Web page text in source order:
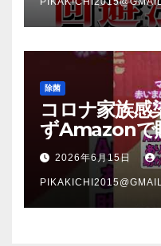
除菌
コロナ家族感
ずAmazonで
介 #Shorts
2026年6月15日